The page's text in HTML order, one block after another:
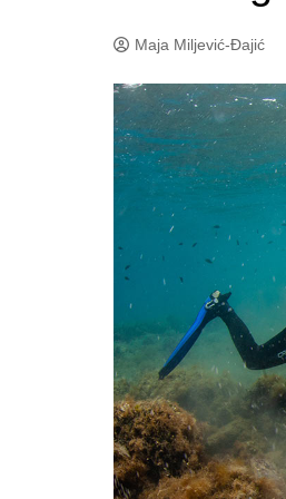
Maja Miljević-Đajić